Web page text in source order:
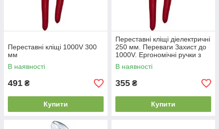
Переставні кліщі 1000V 300
мм
В наявності
491 ₴
Купити
Переставні кліщі діелектричні
250 мм. Переваги Захист до
1000V. Ергономічні ручки з
двошаром
В наявності
355 ₴
Купити